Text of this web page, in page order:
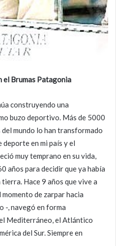
el Brumas Patagonia
construyendo una
buzo deportivo. Más de 5000
mundo lo han transformado
deporte en mi país y el
muy temprano en su vida,
años para decidir que ya había
Hace 9 años que vive a
de zarpar hacia
-, navegó en forma
Mediterráneo, el Atlántico
del Sur. Siempre en